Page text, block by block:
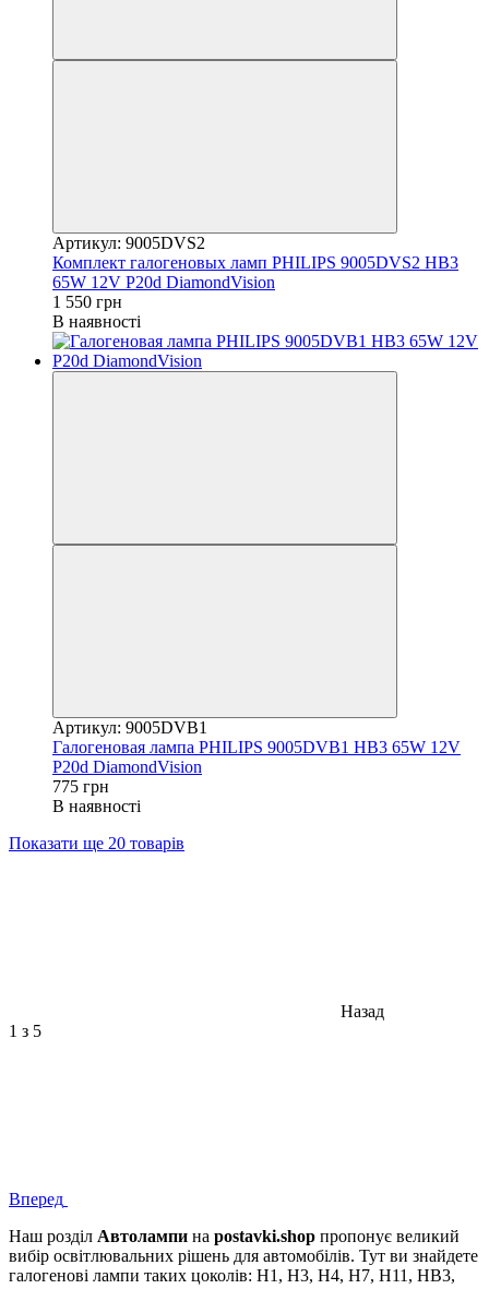
Артикул: 9005DVS2
Комплект галогеновых ламп PHILIPS 9005DVS2 HB3
65W 12V P20d DiamondVision
1 550 грн
В наявності
Артикул: 9005DVB1
Галогеновая лампа PHILIPS 9005DVB1 HB3 65W 12V
P20d DiamondVision
775 грн
В наявності
Показати ще 20 товарів
Назад
1 з 5
Вперед
Наш розділ Автолампи на postavki.shop пропонує великий
вибір освітлювальних рішень для автомобілів. Тут ви знайдете
галогенові лампи таких цоколів: H1, H3, H4, H7, H11, HB3,